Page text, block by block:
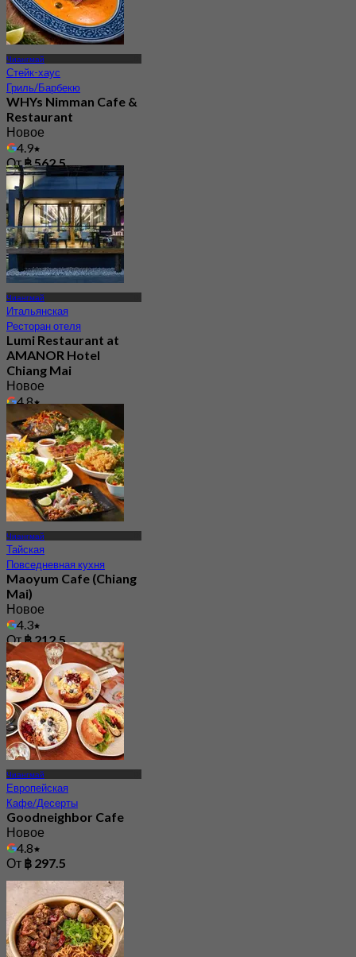
Чиангмай
Стейк-хаус
Гриль/Барбекю
WHYs Nimman Cafe &
Restaurant
Новое
4.9
От฿ 562.5
Чиангмай
Итальянская
Ресторан отеля
Lumi Restaurant at
AMANOR Hotel
Chiang Mai
Новое
4.8
От ฿ 900
Чиангмай
Тайская
Повседневная кухня
Maoyum Cafe (Chiang
Mai)
Новое
4.3
От฿ 212.5
Чиангмай
Европейская
Кафе/Десерты
Goodneighbor Cafe
Новое
4.8
От ฿ 297.5